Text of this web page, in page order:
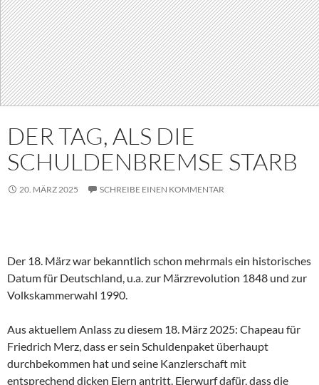
DER TAG, ALS DIE
SCHULDENBREMSE STARB
20. MÄRZ 2025 SCHREIBE EINEN KOMMENTAR
Der 18. März war bekanntlich schon mehrmals ein historisches
Datum für Deutschland, u.a. zur Märzrevolution 1848 und zur
Volkskammerwahl 1990.
Aus aktuellem Anlass zu diesem 18. März 2025: Chapeau für
Friedrich Merz, dass er sein Schuldenpaket überhaupt
durchbekommen hat und seine Kanzlerschaft mit
entsprechend dicken Eiern antritt. Eierwurf dafür, dass die